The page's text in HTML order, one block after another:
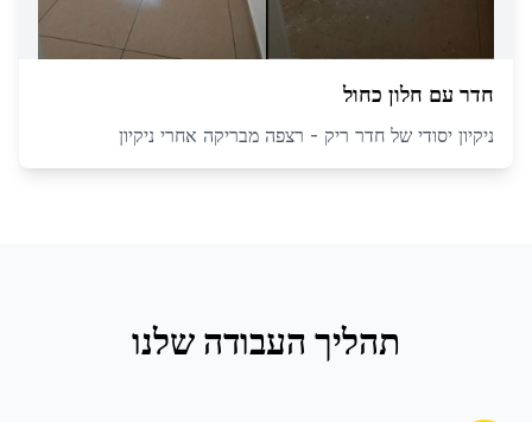
חדר עם חלון כחול
ניקיון יסודי של חדר ריק - רצפה מבריקה אחרי ניקיון
תהליך העבודה שלנו